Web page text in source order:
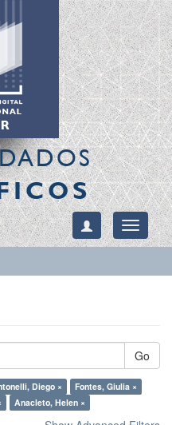
Toggle
Go
Diego ×
Fontes, Giulia ×
Anacleto, Helen ×